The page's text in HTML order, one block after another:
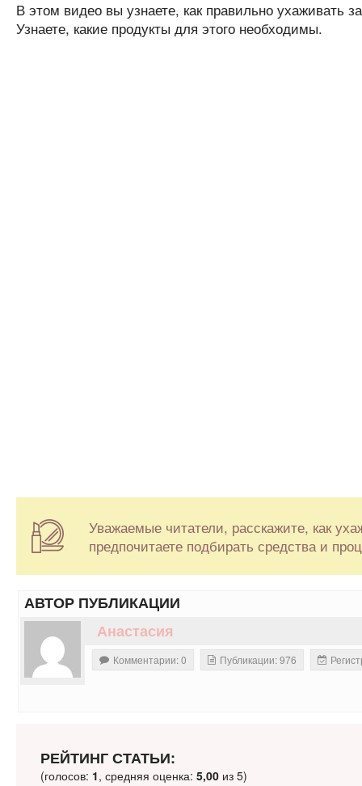
В этом видео вы узнаете, как правильно
Узнаете, какие продукты для этого необходимы.
Уважаемые читатели, расскажите, как
предпочитаете подбирать средства и
АВТОР ПУБЛИКАЦИИ
Анастасия
Комментарии: 0 Публикации: 976
РЕЙТИНГ СТАТЬИ:
(голосов: 1, средняя оценка: 5,00из 5)